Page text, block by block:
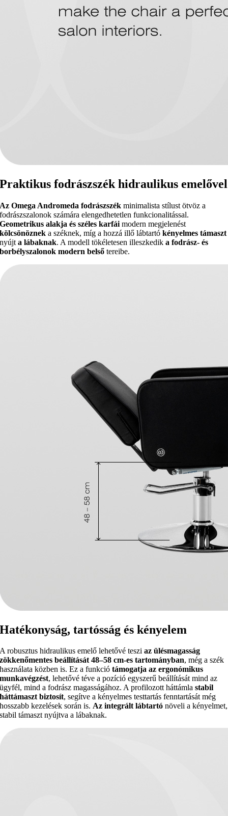
Praktikus fodrászszék hidraulikus emelővel
Az Omega Andromeda fodrászszék minimalista stílust ötvöz a
fodrászszalonok számára elengedhetetlen funkcionalitással.
Geometrikus alakja és széles karfái modern megjelenést
kölcsönözneka széknek, míg a hozzá illő lábtartókényelmes támaszt
nyújta lábaknak. A modell tökéletesen illeszkedika fodrász- és
borbélyszalonok modern belsőtereibe.
Hatékonyság, tartósság és kényelem
A robusztus hidraulikus emelő lehetővé tesziaz ülésmagasság
zökkenőmentes beállítását 48–58 cm-es tartományban, még a szék
használata közben is. Ez a funkciótámogatja az ergonómikus
munkavégzést, lehetővé téve a pozíció egyszerű beállítását mind az
ügyfél, mind a fodrász magasságához. A profilozott háttámlastabil
háttámaszt biztosít, segítve a kényelmes testtartás fenntartását még
hosszabb kezelések során is.Az integrált lábtartó növeli a kényelmet,
stabil támaszt nyújtva a lábaknak.